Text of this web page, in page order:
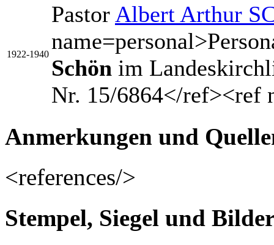
1922-1940
Pastor Albert Arthur
Schön im
Nr. 15/6864</ref><ref
Anmerkungen und
<references/>
Stempel, Siegel und